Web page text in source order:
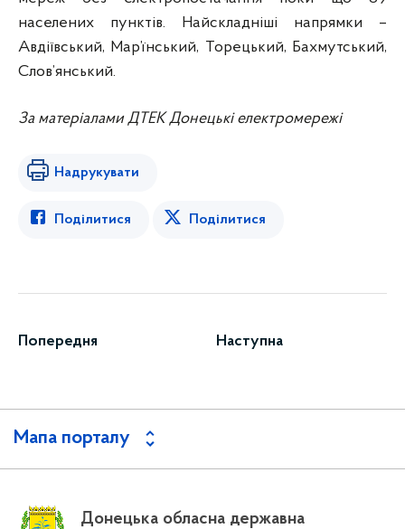
населених пунктів. Найскладніші напрямки –
Авдіївський, Мар’їнський, Торецький, Бахмутський,
Слов’янський.
За матеріалами ДТЕК Донецькі електромережі
Надрукувати
Поділитися Поділитися
Попередня Наступна
Мапа порталу
Донецька обласна державна